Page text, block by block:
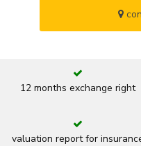
12 months exchange right
valuation report for